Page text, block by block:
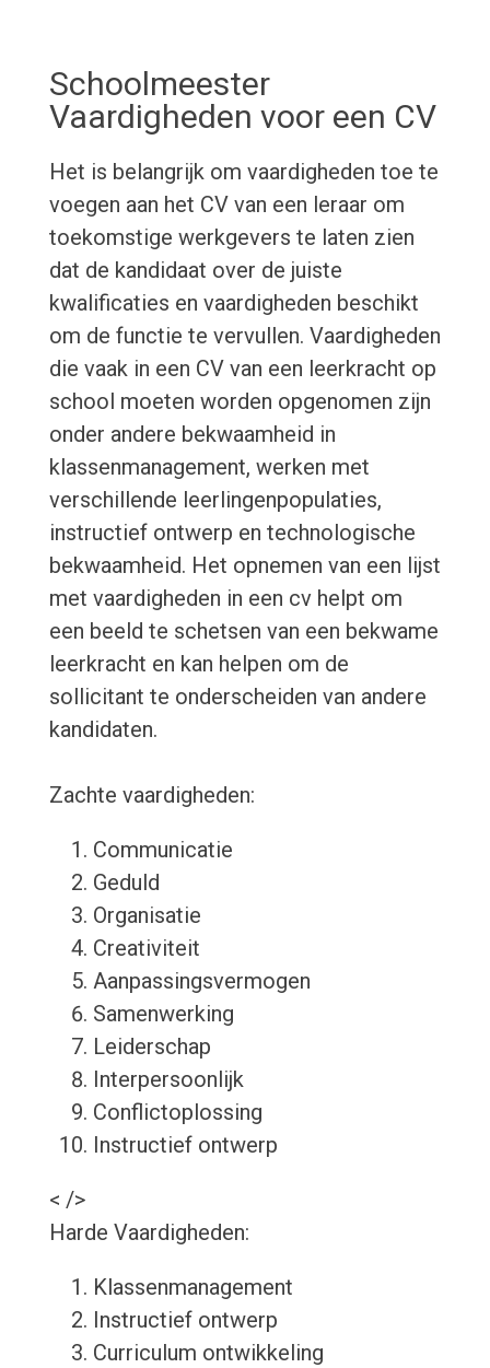
Schoolmeester
Vaardigheden voor een CV
Het is belangrijk om vaardigheden toe te
voegen aan het CV van een leraar om
toekomstige werkgevers te laten zien
dat de kandidaat over de juiste
kwalificaties en vaardigheden beschikt
om de functie te vervullen. Vaardigheden
die vaak in een CV van een leerkracht op
school moeten worden opgenomen zijn
onder andere bekwaamheid in
klassenmanagement, werken met
verschillende leerlingenpopulaties,
instructief ontwerp en technologische
bekwaamheid. Het opnemen van een lijst
met vaardigheden in een cv helpt om
een beeld te schetsen van een bekwame
leerkracht en kan helpen om de
sollicitant te onderscheiden van andere
kandidaten.
Zachte vaardigheden:
Communicatie
Geduld
Organisatie
Creativiteit
Aanpassingsvermogen
Samenwerking
Leiderschap
Interpersoonlijk
Conflictoplossing
Instructief ontwerp
< />
Harde Vaardigheden:
Klassenmanagement
Instructief ontwerp
Curriculum ontwikkeling